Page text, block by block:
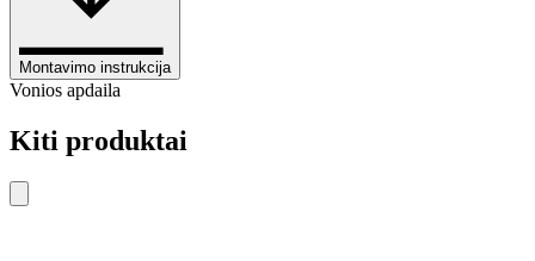
Montavimo instrukcija
Vonios apdaila
Kiti produktai